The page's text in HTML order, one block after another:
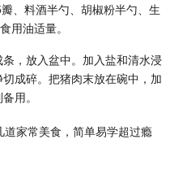
、料酒半勺、胡椒粉半勺、生
用油适量。
，放入盆中。加入盐和清水浸
成碎。把猪肉末放在碗中，加
用。